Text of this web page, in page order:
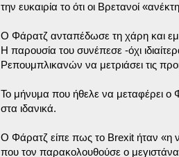
την ευκαιρία το ότι οι Βρετανοί
Ο Φάρατζ ανταπέδωσε τη χάρη και
Η παρουσία του συνέπεσε -όχι
Ρεπουμπλικανών να μετριάσει τις
Το μήνυμα που ήθελε να μεταφέρει ο
στα ιδανικά.
Ο Φάρατζ είπε πως το Brexit ήταν «η
που τον παρακολουθούσε ο